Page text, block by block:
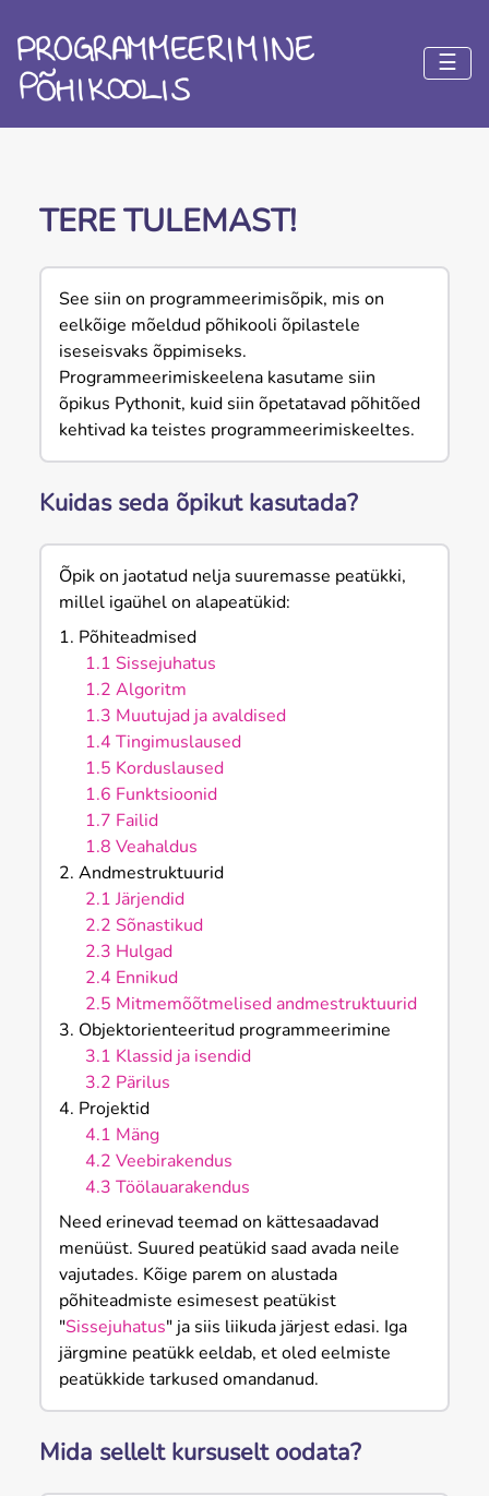
☰
TERE TULEMAST!
See siin on programmeerimisõpik, mis on
eelkõige mõeldud põhikooli õpilastele
iseseisvaks õppimiseks.
Programmeerimiskeelena kasutame siin
õpikus Pythonit, kuid siin õpetatavad põhitõed
kehtivad ka teistes programmeerimiskeeltes.
Kuidas seda õpikut kasutada?
Õpik on jaotatud nelja suuremasse peatükki,
millel igaühel on alapeatükid:
1. Põhiteadmised
1.1 Sissejuhatus
1.2 Algoritm
1.3 Muutujad ja avaldised
1.4 Tingimuslaused
1.5 Korduslaused
1.6 Funktsioonid
1.7 Failid
1.8 Veahaldus
2. Andmestruktuurid
2.1 Järjendid
2.2 Sõnastikud
2.3 Hulgad
2.4 Ennikud
2.5 Mitmemõõtmelised andmestruktuurid
3. Objektorienteeritud programmeerimine
3.1 Klassid ja isendid
3.2 Pärilus
4. Projektid
4.1 Mäng
4.2 Veebirakendus
4.3 Töölauarakendus
Need erinevad teemad on kättesaadavad
menüüst. Suured peatükid saad avada neile
vajutades. Kõige parem on alustada
põhiteadmiste esimesest peatükist
"Sissejuhatus" ja siis liikuda järjest edasi. Iga
järgmine peatükk eeldab, et oled eelmiste
peatükkide tarkused omandanud.
Mida sellelt kursuselt oodata?